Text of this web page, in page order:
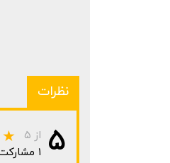
نظرات
۵ از ۵
۱ مشارکت کننده